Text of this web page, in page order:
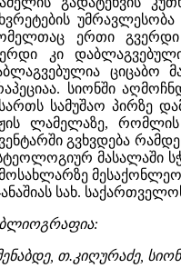
ერთი გვერდი
კი
ციცაბო
სიონში
სამუშაო პირზე
ლამელაზე,
გვხვდება
მასალაში
სახ.
თ.კიღურაძე,